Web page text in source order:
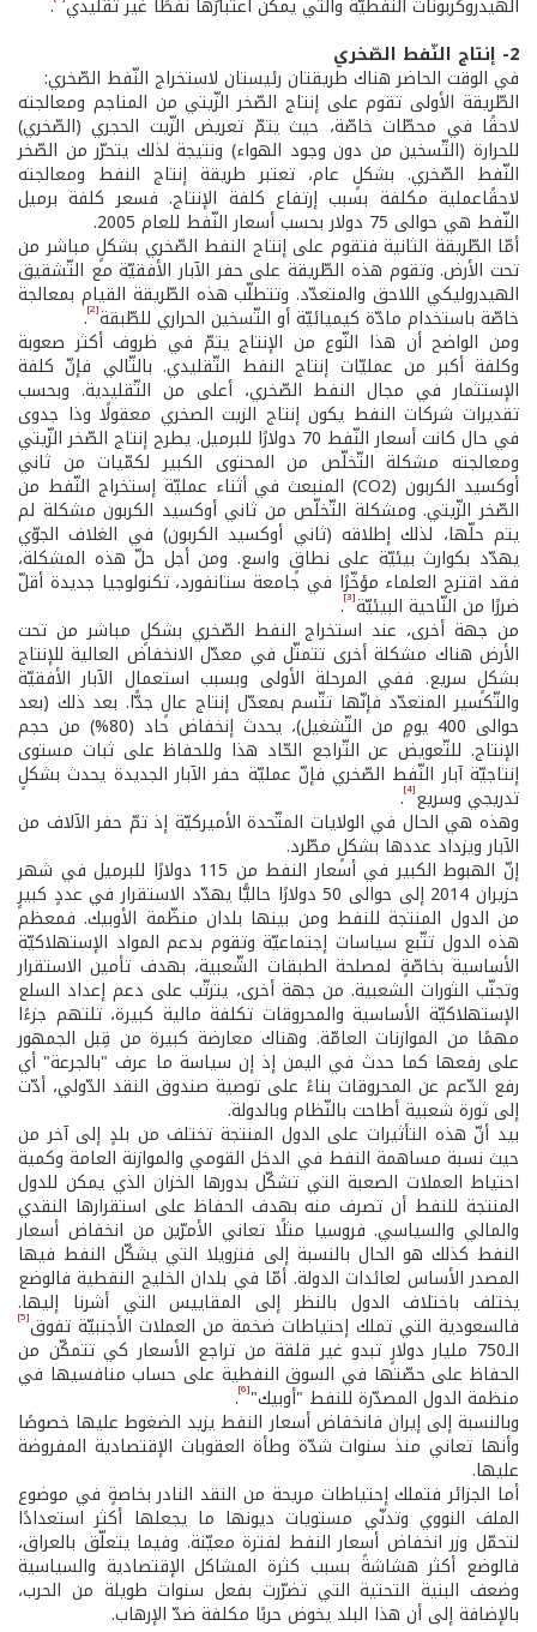
2- إنتاج النّفط الصّخري
في الوقت الحاضر هناك طريقتان رئيستان لاستخراج النّفط الصّخري:
الطّريقة الأولى تقوم على إنتاج الصّخر الزّيتي من المناجم ومعالجته
لاحقًا في محطّات خاصّة، حيث يتمّ تعريض الزّيت الحجري (الصّخري)
للحرارة (التّسخين من دون وجود الهواء) ونتيجة لذلك يتحرّر من الصّخر
النّفط الصّخري. بشكلٍ عام، تعتبر طريقة إنتاج النفط ومعالجته
لاحقًاعملية مكلفة بسبب إرتفاع كلفة الإنتاج. فسعر كلفة برميل
النّفط هي حوالى 75 دولار بحسب أسعار النّفط للعام 2005.
أمّا الطّريقة الثانية فتقوم على إنتاج النفط الصّخري بشكلٍ مباشر من
تحت الأرض. وتقوم هذه الطّريقة على حفر الآبار الأفقيّة مع التّشقيق
الهيدروليكي اللاحق والمتعدّد. وتتطلّب هذه الطّريقة القيام بمعالجة
خاصّة باستخدام مادّة كيميائيّة أو التّسخين الحراري للطّبقة[2]
.
ومن الواضح أن هذا النّوع من الإنتاج يتمّ في ظروف أكثر صعوبة
وكلفة أكبر من عمليّات إنتاج النفط التّقليدي. بالتّالي فإنّ كلفة
الإستثمار في مجال النفط الصّخري، أعلى من التّقليدية. وبحسب
تقديرات شركات النفط يكون إنتاج الزيت الصخري معقولًا وذا جدوى
في حال كانت أسعار النّفط 70 دولارًا للبرميل. يطرح إنتاج الصّخر الزّيتي
ومعالجته مشكلة التّخلّص من المحتوى الكبير لكمّيات من ثاني
أوكسيد الكربون (CO2) المنبعث في أثناء عمليّة إستخراج النّفط من
الصّخر الزّيتي. ومشكلة التّخلّص من ثاني أوكسيد الكربون مشكلة لم
يتم حلّها، لذلك إطلاقه (ثاني أوكسيد الكربون) في الغلاف الجوّي
يهدّد بكوارث بيئيّة على نطاقٍ واسع. ومن أجل حلّ هذه المشكلة،
فقد اقترح العلماء مؤخّرًا في جامعة ستانفورد، تكنولوجيا جديدة أقلّ
ضررًا من النّاحية البيئيّة[3]
.
من جهة أخرى، عند استخراج النفط الصّخري بشكلٍ مباشر من تحت
الأرض هناك مشكلة أخرى تتمثّل في معدّل الانخفاض العالية للإنتاج
بشكلٍ سريع. ففي المرحلة الأولى وبسبب استعمال الآبار الأفقيّة
والتّكسير المتعدّد فإنّها تتّسم بمعدّل إنتاج عالٍ جدًّا. بعد ذلك (بعد
حوالى 400 يومٍ من التّشغيل)، يحدث إنخفاض حاد (80%) من حجم
الإنتاج. للتّعويض عن التّراجع الحّاد هذا وللحفاظ على ثبات مستوى
إنتاجيّة آبار النّفط الصّخري فإنّ عمليّة حفر الآبار الجديدة يحدث بشكلٍ
تدريجي وسريع[4]
.
وهذه هي الحال في الولايات المتّحدة الأميركيّة إذ تمّ حفر الآلاف من
الآبار ويزداد عددها بشكلٍ مطّرد.
إنّ الهبوط الكبير في أسعار النفط من 115 دولارًا للبرميل في شهر
حزيران 2014 إلى حوالى 50 دولارًا حاليًّا يهدّد الاستقرار في عددٍ كبيرٍ
من الدول المنتجة للنفط ومن بينها بلدان منظّمة الأوبيك. فمعظم
هذه الدول تتّبع سياسات إجتماعيّة وتقوم بدعم المواد الإستهلاكيّة
الأساسية بخاصّةٍ لمصلحة الطبقات الشّعبية، بهدف تأمين الاستقرار
وتجنّب الثورات الشعبية. من جهة أخرى، يترتّب على دعم إعداد السلع
الإستهلاكيّة الأساسية والمحروقات تكلفة مالية كبيرة، تلتهم جزءًا
مهمًا من الموازنات العامّة. وهناك معارضة كبيرة من قِبل الجمهور
على رفعها كما حدث في اليمن إذ إن سياسة ما عرف "بالجرعة" أي
رفع الدّعم عن المحروقات بناءً على توصية صندوق النقد الدّولي، أدّت
إلى ثورة شعبية أطاحت بالنّظام وبالدولة.
بيد أنّ هذه التأثيرات على الدول المنتجة تختلف من بلدٍ إلى آخر من
حيث نسبة مساهمة النفط في الدخل القومي والموازنة العامة وكمية
احتياط العملات الصعبة التي تشكّل بدورها الخزان الذي يمكن للدول
المنتجة للنفط أن تصرف منه بهدف الحفاظ على استقرارها النقدي
والمالي والسياسي. فروسيا مثلًا تعاني الأمرّين من انخفاض أسعار
النفط كذلك هو الحال بالنسبة إلى فنزويلا التي يشكّل النفط فيها
المصدر الأساس لعائدات الدولة. أمّا في بلدان الخليج النفطية فالوضع
يختلف باختلاف الدول بالنظر إلى المقاييس التي أشرنا إليها.
فالسعودية التي تملك إحتياطات ضخمة من العملات الأجنبيّة تفوق[5]
الـ750 مليار دولارٍ تبدو غير قلقة من تراجع الأسعار كي تتمكّن من
الحفاظ على حصّتها في السوق النفطية على حساب منافسيها في
منظمة الدول المصدّرة للنفط "أوبيك"[6]
.
وبالنسبة إلى إيران فانخفاض أسعار النفط يزيد الضغوط عليها خصوصًا
وأنها تعاني منذ سنوات شدّة وطأة العقوبات الإقتصادية المفروضة
عليها.
أما الجزائر فتملك إحتياطات مريحة من النقد النادر بخاصةٍ في موضوع
الملف النووي وتدنّي مستويات ديونها ما يجعلها أكثر استعدادًا
لتحمّل وزر انخفاض أسعار النفط لفترة معيّنة. وفيما يتعلّق بالعراق،
فالوضع أكثر هشاشةً بسبب كثرة المشاكل الإقتصادية والسياسية
وضعف البنية التحتية التي تضرّرت بفعل سنوات طويلة من الحرب،
بالإضافة إلى أن هذا البلد يخوض حربًا مكلفة ضدّ الإرهاب.